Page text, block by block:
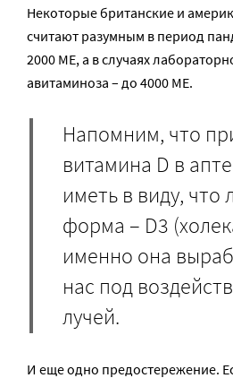
Некоторые британские и
считают разумным в период
2000 МЕ, а в случаях
авитаминоза – до 4000 МЕ.
Напомним, что
витамина D в
иметь в виду, что
форма – D3
именно она
нас под
лучей.
И еще одно предостережение.